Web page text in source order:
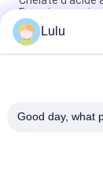
Engrais
Engrais
de solubilité
Hydrolysez les
Lulu
Good day, what